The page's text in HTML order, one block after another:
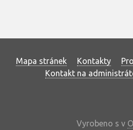
Mapa stránek Kontakty
Kontakt na
Vyrobeno s v